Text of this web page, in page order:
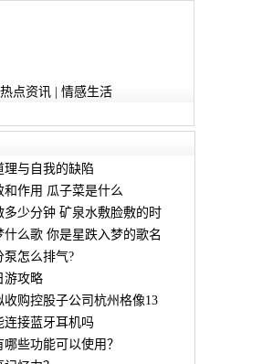
热点资讯| 情感生活
理与自我的缺陷
和作用 瓜子菜是什么
多少分钟 矿泉水敷脸敷的时
什么歌 你是星跌入梦的歌名
怎么排气?
游攻略
收购控股子公司杭州格像13
连接蓝牙耳机吗
些功能可以使用？